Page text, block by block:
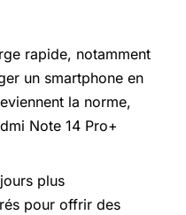
rapide, notamment
un smartphone en
la norme,
Note 14 Pro+
plus
pour offrir des